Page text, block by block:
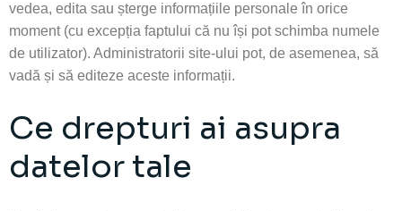
vedea, edita sau șterge informațiile personale în orice
moment (cu excepția faptului că nu își pot schimba numele
de utilizator). Administratorii site-ului pot, de asemenea, să
vadă și să editeze aceste informații.
Ce drepturi ai asupra
datelor tale